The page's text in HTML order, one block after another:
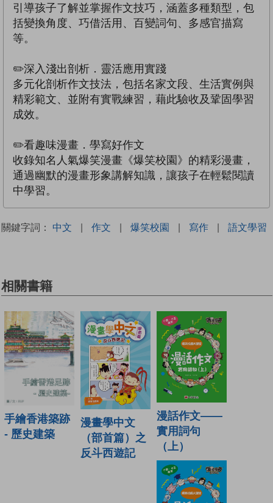
引導孩子了解並掌握作文技巧，涵蓋多種類型，包
括變換角度、巧借活用、百變詞句、多感官描寫
等。
✏️深入淺出剖析．靈活應用實踐
多元化剖析作文技法，包括名家文段、生活實例與
精彩範文、並附有實戰練習，藉此驗收及鞏固學習
成效。
✏️看趣味漫畫．學寫好作文
收錄知名人氣爆笑漫畫《爆笑校園》的精彩漫畫，
通過幽默的漫畫形象講解知識，讓孩子在輕鬆閱讀
中學習。
關鍵字詞： 中文 | 作文 | 爆笑校園 | 寫作 | 語文學習
相關書籍
手繪香港築跡
- 歷史建築
漫畫學中文
（部首篇）之
反斗西遊記
漫話作文——
實用詞句
（上）